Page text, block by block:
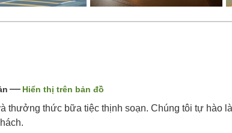
Hiển thị trên bản đồ
thưởng thức bữa tiệc thịnh soạn. Chúng tôi tự hào